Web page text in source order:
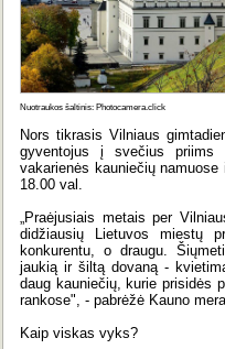
Nuotraukos šaltinis: Photocamera.click
Nors tikrasis Vilniaus
gyventojus į svečius priims
vakarienės kauniečių
18.00 val.
„Praėjusiais metais per
didžiausių Lietuvos miestų
konkurentu, o draugu.
jaukią ir šiltą dovaną -
daug kauniečių, kurie prisidės
rankose", - pabrėžė Kauno
Kaip viskas vyks?